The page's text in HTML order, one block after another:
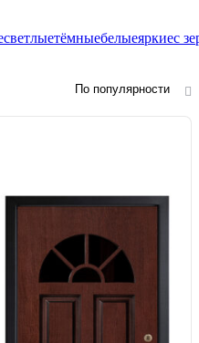
светлыетёмныебелыеяркиес
По популярности